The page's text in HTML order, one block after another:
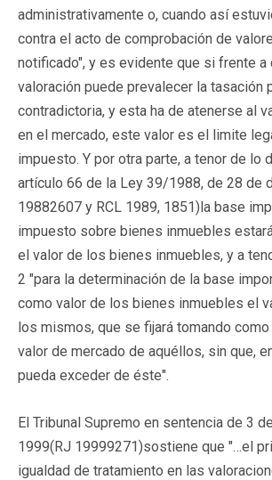
administrativamente o, cuando así
contra el acto de comprobación de
notificado", y es evidente que si frente a
valoración puede prevalecer la tasación
contradictoria, y esta ha de atenerse al
en el mercado, este valor es el limite
impuesto. Y por otra parte, a tenor de lo
artículo 66 de la Ley 39/1988, de 28 de
19882607 y RCL 1989, 1851)la base
impuesto sobre bienes inmuebles
el valor de los bienes inmuebles, y a
2 "para la determinación de la base
como valor de los bienes inmuebles el
los mismos, que se fijará tomando
valor de mercado de aquéllos, sin que,
pueda exceder de éste".
El Tribunal Supremo en sentencia de 3
1999(RJ 19999271)sostiene que "…el
igualdad de tratamiento en las